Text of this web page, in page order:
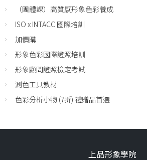
（團體課）高質感形象色彩養成
ISO x INTACC 國際培訓
加價購
形象色彩國際證照培訓
形象顧問證照檢定考試
測色工具教材
色彩分析小物 (7折) 禮贈品首選
上品形象學院